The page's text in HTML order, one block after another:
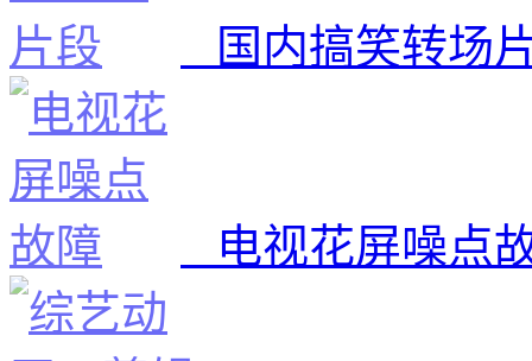
国内搞笑转场
电视花屏噪点